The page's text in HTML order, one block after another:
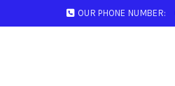
OUR PHONE NUMBER: